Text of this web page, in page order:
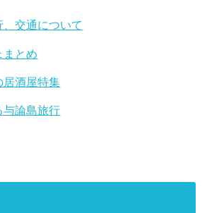
交通について
まとめ
居酒屋特集
与論島旅行